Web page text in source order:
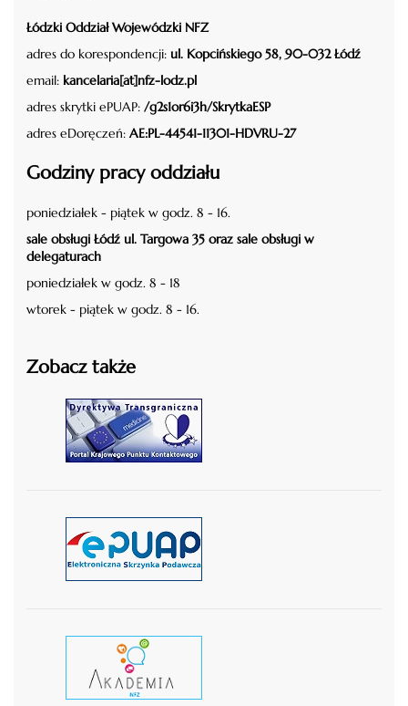
Łódzki Oddział Wojewódzki NFZ
adres do korespondencji: ul. Kopcińskiego 58, 90-032 Łódź
email: kancelaria[at]nfz-lodz.pl
adres skrytki ePUAP: /g2s1or6i3h/SkrytkaESP
adres eDoręczeń: AE:PL-44541-11301-HDVRU-27
Godziny pracy oddziału
poniedziałek - piątek w godz. 8 - 16.
sale obsługi Łódź ul. Targowa 35 oraz sale obsługi w
delegaturach
poniedziałek w godz. 8 - 18
wtorek - piątek w godz. 8 - 16.
Zobacz także
czytaj więcej
czytaj więcej